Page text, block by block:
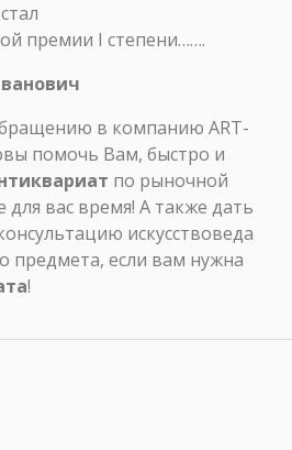
премии І степени…….
в компанию ART-
помочь Вам, быстро и
по рыночной
для вас время! А также дать
искусствоведа
предмета, если вам нужна
!